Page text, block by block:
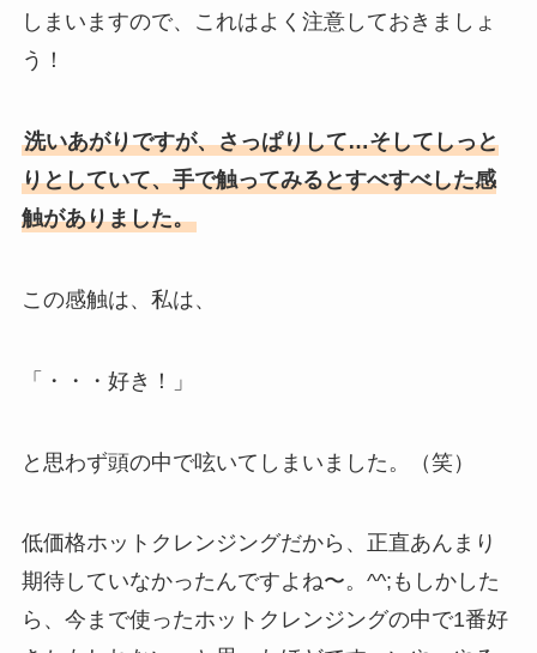
しまいますので、これはよく注意しておきましょ
う！
洗いあがりですが、さっぱりして…そしてしっと
りとしていて、手で触ってみるとすべすべした感
触がありました。
この感触は、私は、
「・・・好き！」
と思わず頭の中で呟いてしまいました。（笑）
低価格ホットクレンジングだから、正直あんまり
期待していなかったんですよね〜。^^;もしかした
ら、今まで使ったホットクレンジングの中で1番好